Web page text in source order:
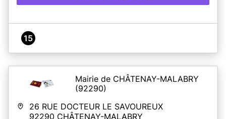
15
Mairie de CHÂTENAY-MALABRY
(92290)
26 RUE DOCTEUR LE SAVOUREUX
92290 CHÂTENAY-MALABRY